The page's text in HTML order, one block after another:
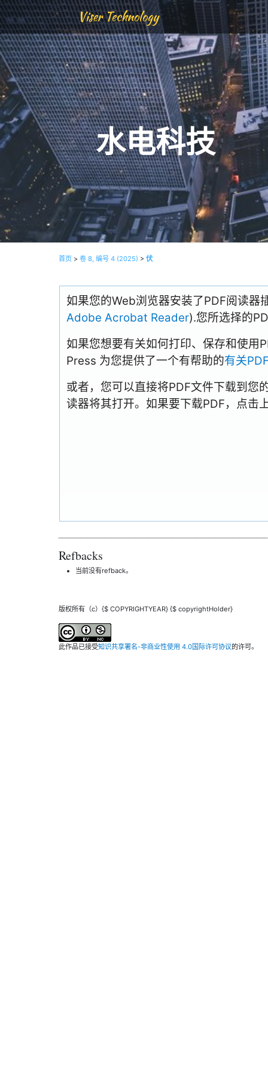
Viser Technology
水电科技
首页 > 卷 8, 编号 4 (2025) > 伏
如果您的Web浏览器安装了PDF阅读器
Adobe Acrobat Reader).您所选择的
如果您想要有关如何打印、保存和使用
Press 为您提供了一个有帮助的有关
或者，您可以直接将PDF文件下载到您
读器将其打开。如果要下载PDF，点击
Refbacks
当前没有refback。
版权所有（c）{$ COPYRIGHTYEAR} {$ copyrightHolder}
此作品已接受知识共享署名-非商业性使用 4.0国际许可协议的许可。